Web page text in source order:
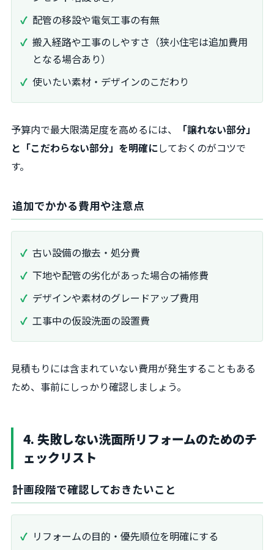
配管の移設や電気工事の有無
搬入経路や工事のしやすさ（狭小住宅は追加費用
となる場合あり）
使いたい素材・デザインのこだわり
予算内で最大限満足度を高めるには、
「譲れない部分」
と「こだわらない部分」を明確にしておくのがコツで
す。
追加でかかる費用や注意点
古い設備の撤去・処分費
下地や配管の劣化があった場合の補修費
デザインや素材のグレードアップ費用
工事中の仮設洗面の設置費
見積もりには含まれていない費用が発生することもある
ため、事前にしっかり確認しましょう。
4. 失敗しない洗面所リフォームのためのチ
ェックリスト
計画段階で確認しておきたいこと
リフォームの目的・優先順位を明確にする